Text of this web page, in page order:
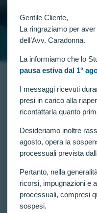
Gentile Cliente,
La ringraziamo per
dell’Avv. Caradonna.
La informiamo che lo
pausa estiva dal 1°
I messaggi ricevuti
presi in carico alla
ricontattarla quanto
Desideriamo inoltre
agosto, opera la
processuali prevista
Pertanto, nella
ricorsi, impugnazioni e
processuali, compresi
sospesi.
MATERIE
Forze